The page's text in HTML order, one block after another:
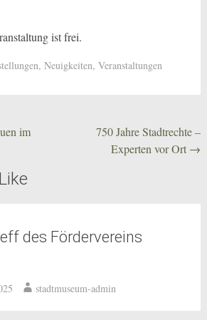
ist frei.
, Neuigkeiten, Veranstaltungen
im
750 Jahre Stadtrechte –
Experten vor Ort →
des Fördervereins
stadtmuseum-admin